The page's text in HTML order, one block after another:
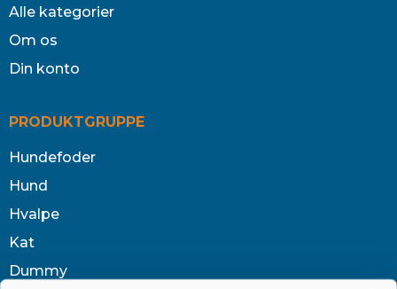
Alle kategorier
Om os
Din konto
PRODUKTGRUPPE
Hundefoder
Hund
Hvalpe
Kat
Dummy